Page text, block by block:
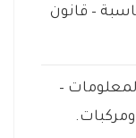
– قانون
–